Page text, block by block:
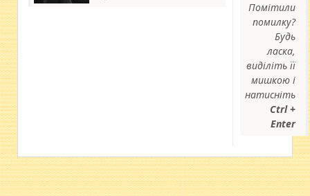
Помітили
помилку?
Будь
ласка,
виділіть її
мишкою і
натисніть
Ctrl +
Enter